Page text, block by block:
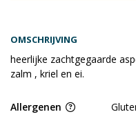
OMSCHRIJVING
heerlijke zachtgegaarde
zalm , kriel en ei.
Allergenen